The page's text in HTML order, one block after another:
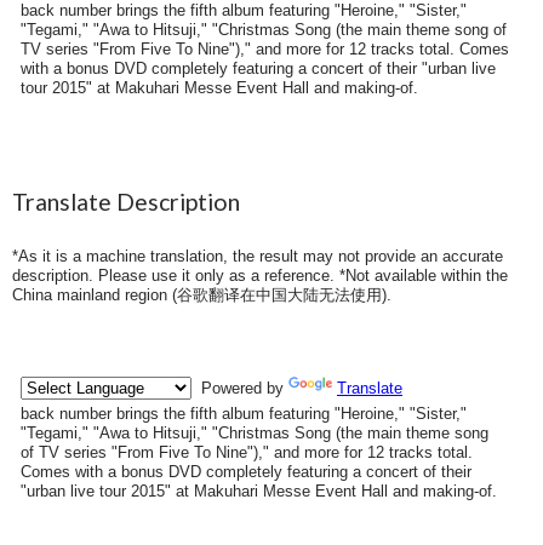
back number brings the fifth album featuring "Heroine," "Sister,"
"Tegami," "Awa to Hitsuji," "Christmas Song (the main theme song of
TV series "From Five To Nine")," and more for 12 tracks total. Comes
with a bonus DVD completely featuring a concert of their "urban live
tour 2015" at Makuhari Messe Event Hall and making-of.
Translate Description
*As it is a machine translation, the result may not provide an accurate
description. Please use it only as a reference. *Not available within the
China mainland region (谷歌翻译在中国大陆无法使用).